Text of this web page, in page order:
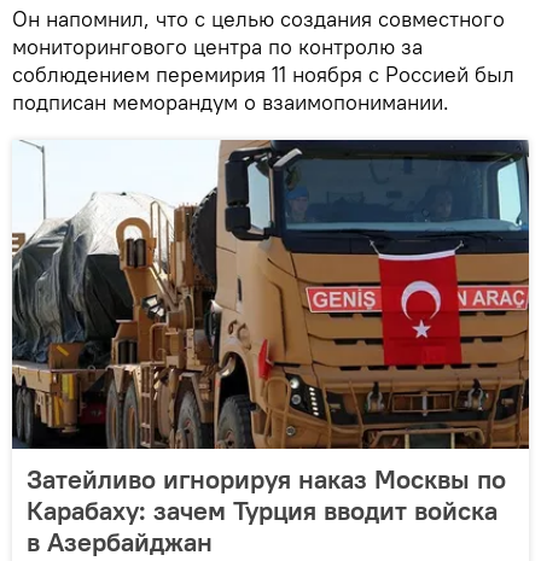
Он напомнил, что с целью создания совместного
мониторингового центра по контролю за
соблюдением перемирия 11 ноября с Россией был
подписан меморандум о взаимопонимании.
Затейливо игнорируя наказ Москвы по
Карабаху: зачем Турция вводит войска
в Азербайджан